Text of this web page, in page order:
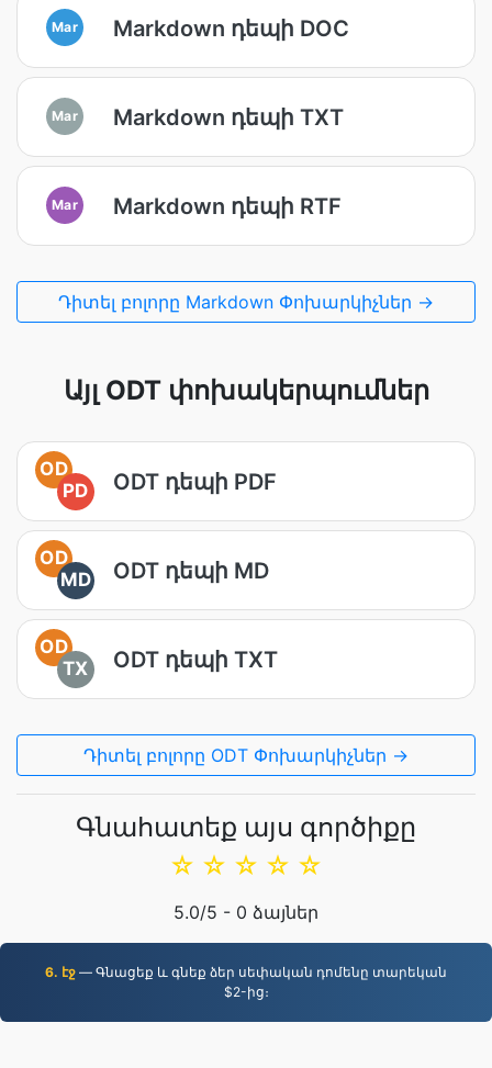
Mar Markdown դեպի DOC
Mar Markdown դեպի TXT
Mar Markdown դեպի RTF
Դիտել բոլորը Markdown Փոխարկիչներ →
Այլ ODT փոխակերպումներ
OD
PD
ODT դեպի PDF
OD
MD
ODT դեպի MD
OD
TX
ODT դեպի TXT
Դիտել բոլորը ODT Փոխարկիչներ →
Գնահատեք այս գործիքը
☆
☆
☆
☆
☆
5.0/5 - 0 ձայներ
6. էջ — Գնացեք և գնեք ձեր սեփական դոմենը տարեկան
$2-ից։